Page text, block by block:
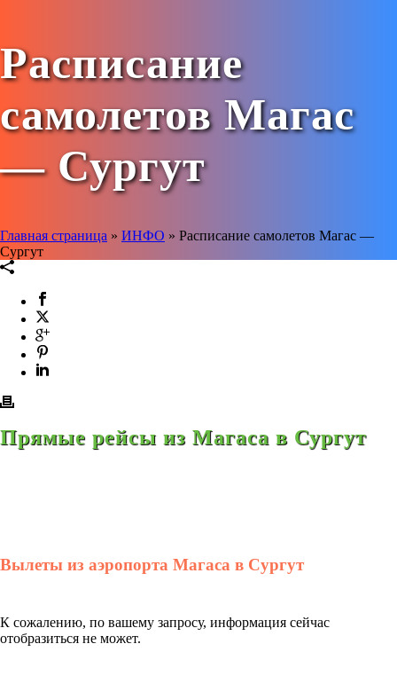
Расписание
самолетов Магас
— Сургут
Главная страница » ИНФО » Расписание самолетов Магас —
Сургут
Прямые рейсы из Магаса в Сургут
Вылеты из аэропорта Магаса в Сургут
К сожалению, по вашему запросу, информация сейчас
отобразиться не может.